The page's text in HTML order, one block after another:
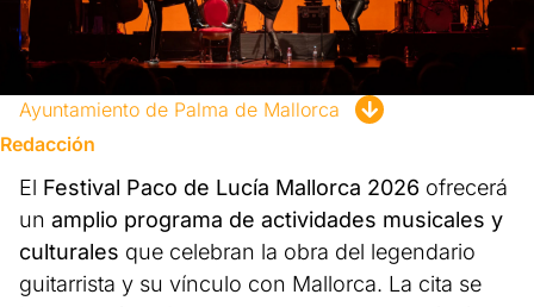
Ayuntamiento de Palma de Mallorca
Redacción
El Festival Paco de Lucía Mallorca 2026 ofrecerá
un amplio programa de actividades musicales y
culturales que celebran la obra del legendario
guitarrista y su vínculo con Mallorca. La cita se